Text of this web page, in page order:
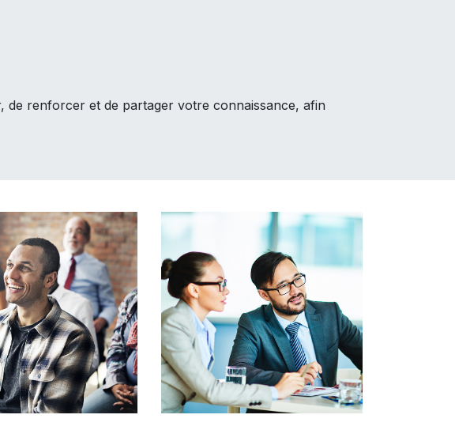
de renforcer et de partager votre connaissance, afin